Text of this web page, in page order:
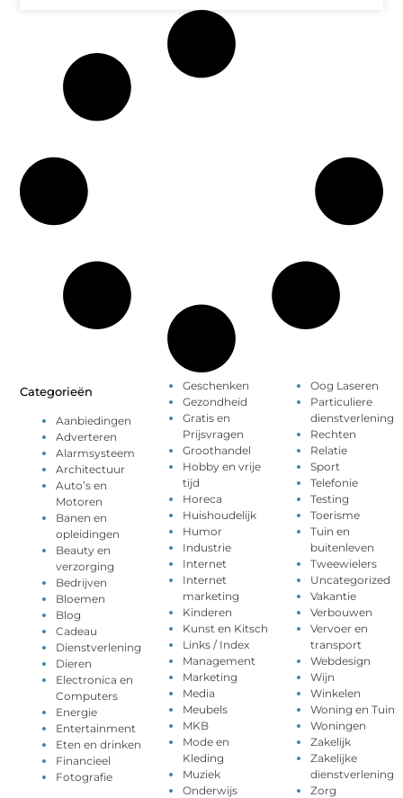
Categorieën
Aanbiedingen
Adverteren
Alarmsysteem
Architectuur
Auto’s en
Motoren
Banen en
opleidingen
Beauty en
verzorging
Bedrijven
Bloemen
Blog
Cadeau
Dienstverlening
Dieren
Electronica en
Computers
Energie
Entertainment
Eten en drinken
Financieel
Fotografie
Geschenken
Gezondheid
Gratis en
Prijsvragen
Groothandel
Hobby en vrije
tijd
Horeca
Huishoudelijk
Humor
Industrie
Internet
Internet
marketing
Kinderen
Kunst en Kitsch
Links / Index
Management
Marketing
Media
Meubels
MKB
Mode en
Kleding
Muziek
Onderwijs
Oog Laseren
Particuliere
dienstverlening
Rechten
Relatie
Sport
Telefonie
Testing
Toerisme
Tuin en
buitenleven
Tweewielers
Uncategorized
Vakantie
Verbouwen
Vervoer en
transport
Webdesign
Wijn
Winkelen
Woning en Tuin
Woningen
Zakelijk
Zakelijke
dienstverlening
Zorg